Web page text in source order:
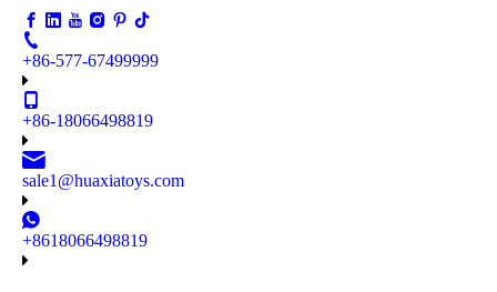
+86-577-67499999
+86-18066498819
sale1@huaxiatoys.com
+8618066498819